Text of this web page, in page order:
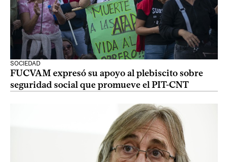
SOCIEDAD
FUCVAM expresó su apoyo al plebiscito sobre
seguridad social que promueve el PIT-CNT